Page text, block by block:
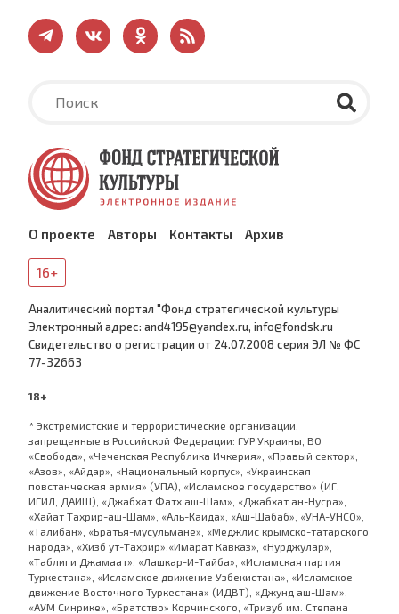
О проекте Авторы Контакты Архив
16+
Аналитический портал "Фонд стратегической культуры
Электронный адрес: and4195@yandex.ru, info@fondsk.ru
Cвидетельство о регистрации от 24.07.2008 серия ЭЛ № ФС
77-32663
18+
* Экстремистские и террористические организации,
запрещенные в Российской Федерации: ГУР Украины, ВО
«Свобода», «Чеченская Республика Ичкерия», «Правый сектор»,
«Азов», «Айдар», «Национальный корпус», «Украинская
повстанческая армия» (УПА), «Исламское государство» (ИГ,
ИГИЛ, ДАИШ), «Джабхат Фатх аш-Шам», «Джабхат ан-Нусра»,
«Хайат Тахрир-аш-Шам», «Аль-Каида», «Аш-Шабаб», «УНА-УНСО»,
«Талибан», «Братья-мусульмане», «Меджлис крымско-татарского
народа», «Хизб ут-Тахрир»,«Имарат Кавказ», «Нурджулар»,
«Таблиги Джамаат», «Лашкар-И-Тайба», «Исламская партия
Туркестана», «Исламское движение Узбекистана», «Исламское
движение Восточного Туркестана» (ИДВТ), «Джунд аш-Шам»,
«АУМ Синрике», «Братство» Корчинского, «Тризуб им. Степана